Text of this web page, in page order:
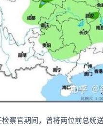
察官期间，曾将两位前总